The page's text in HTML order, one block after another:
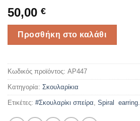
50,00 €
Προσθήκη στο καλάθι
Κωδικός προϊόντος: AP447
Κατηγορία: Σκουλαρίκια
Ετικέτες: #Σκουλαρίκι σπείρα, Spiral earring.